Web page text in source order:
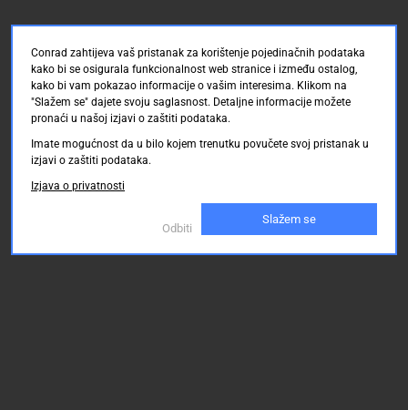
Conrad zahtijeva vaš pristanak za korištenje pojedinačnih podataka
kako bi se osigurala funkcionalnost web stranice i između ostalog,
kako bi vam pokazao informacije o vašim interesima. Klikom na
"Slažem se" dajete svoju saglasnost. Detaljne informacije možete
pronaći u našoj izjavi o zaštiti podataka.
Imate mogućnost da u bilo kojem trenutku povučete svoj pristanak u
izjavi o zaštiti podataka.
Izjava o privatnosti
Odbiti
Slažem se